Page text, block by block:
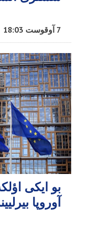
7 آوقوست 18:03
آوروپا